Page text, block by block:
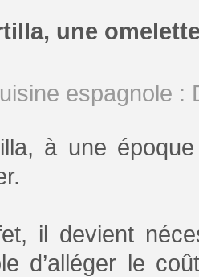
une
à une
il devient
d’alléger le